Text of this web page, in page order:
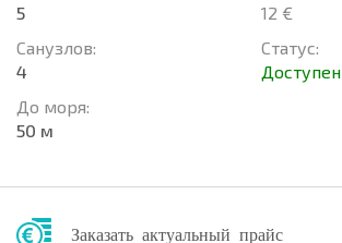
5
Санузлов:
4
До моря:
50 м
12 €
Статус:
Доступен
Заказать актуальный прайс